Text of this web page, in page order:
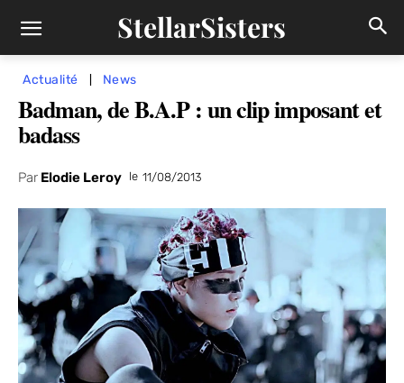
StellarSisters
Actualité News
Badman, de B.A.P : un clip imposant et
badass
Par Elodie Leroy le 11/08/2013